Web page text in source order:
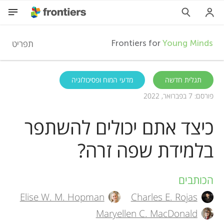
F
r
o
n
t
i
Frontiers forYoung Minds תפריט
השתתפות
תגלית חדשה
מדעי המוח ופסיכולוגיה
פורסם: 7 בפברואר, 2022
כיצד אתם יכולים להשתפר
בלמידת שפה זרה?
A
u
הכותבים
Charles E. Rojas
Elise W. M. Hopman
Maryellen C. MacDonald